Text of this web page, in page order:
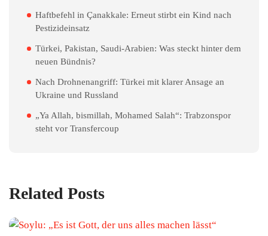
Haftbefehl in Çanakkale: Erneut stirbt ein Kind nach
Pestizideinsatz
Türkei, Pakistan, Saudi-Arabien: Was steckt hinter dem
neuen Bündnis?
Nach Drohnenangriff: Türkei mit klarer Ansage an
Ukraine und Russland
„Ya Allah, bismillah, Mohamed Salah“: Trabzonspor
steht vor Transfercoup
Related Posts